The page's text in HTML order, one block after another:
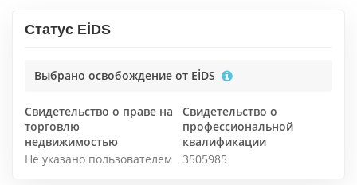
Статус EİDS
Выбрано освобождение от EİDS
Свидетельство о праве на
торговлю
недвижимостью
Не указано пользователем
Свидетельство о
профессиональной
квалификации
3505985